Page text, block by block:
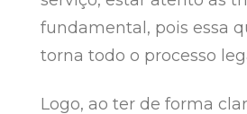
fundamental, pois essa
torna todo o processo
Logo, ao ter de forma